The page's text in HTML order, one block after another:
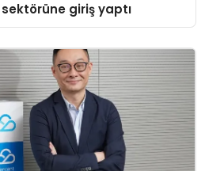
giriş yaptı